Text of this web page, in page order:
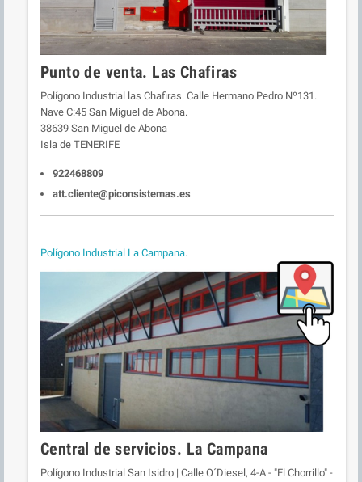
Punto de venta. Las Chafiras
Polígono Industrial las Chafiras. Calle Hermano Pedro.Nº131.
Nave C:45 San Miguel de Abona.
38639 San Miguel de Abona
Isla de TENERIFE
922468809
att.cliente@piconsistemas.es
Polígono Industrial La Campana.
Central de servicios. La Campana
Polígono Industrial San Isidro | Calle O´Diesel, 4-A - "El Chorrillo" -